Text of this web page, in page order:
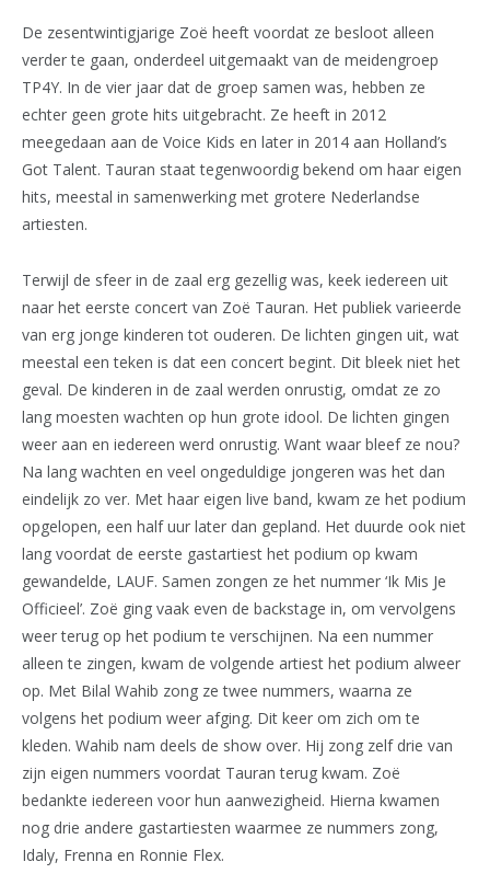
De zesentwintigjarige Zoë heeft voordat ze besloot alleen
verder te gaan, onderdeel uitgemaakt van de meidengroep
TP4Y. In de vier jaar dat de groep samen was, hebben ze
echter geen grote hits uitgebracht. Ze heeft in 2012
meegedaan aan de Voice Kids en later in 2014 aan Holland’s
Got Talent. Tauran staat tegenwoordig bekend om haar eigen
hits, meestal in samenwerking met grotere Nederlandse
artiesten.
Terwijl de sfeer in de zaal erg gezellig was, keek iedereen uit
naar het eerste concert van Zoë Tauran. Het publiek varieerde
van erg jonge kinderen tot ouderen. De lichten gingen uit, wat
meestal een teken is dat een concert begint. Dit bleek niet het
geval. De kinderen in de zaal werden onrustig, omdat ze zo
lang moesten wachten op hun grote idool. De lichten gingen
weer aan en iedereen werd onrustig. Want waar bleef ze nou?
Na lang wachten en veel ongeduldige jongeren was het dan
eindelijk zo ver. Met haar eigen live band, kwam ze het podium
opgelopen, een half uur later dan gepland. Het duurde ook niet
lang voordat de eerste gastartiest het podium op kwam
gewandelde, LAUF. Samen zongen ze het nummer ‘Ik Mis Je
Officieel’. Zoë ging vaak even de backstage in, om vervolgens
weer terug op het podium te verschijnen. Na een nummer
alleen te zingen, kwam de volgende artiest het podium alweer
op. Met Bilal Wahib zong ze twee nummers, waarna ze
volgens het podium weer afging. Dit keer om zich om te
kleden. Wahib nam deels de show over. Hij zong zelf drie van
zijn eigen nummers voordat Tauran terug kwam. Zoë
bedankte iedereen voor hun aanwezigheid. Hierna kwamen
nog drie andere gastartiesten waarmee ze nummers zong,
Idaly, Frenna en Ronnie Flex.